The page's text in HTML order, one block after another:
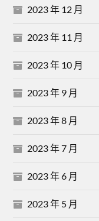
2023 年 12 月
2023 年 11 月
2023 年 10 月
2023 年 9 月
2023 年 8 月
2023 年 7 月
2023 年 6 月
2023 年 5 月